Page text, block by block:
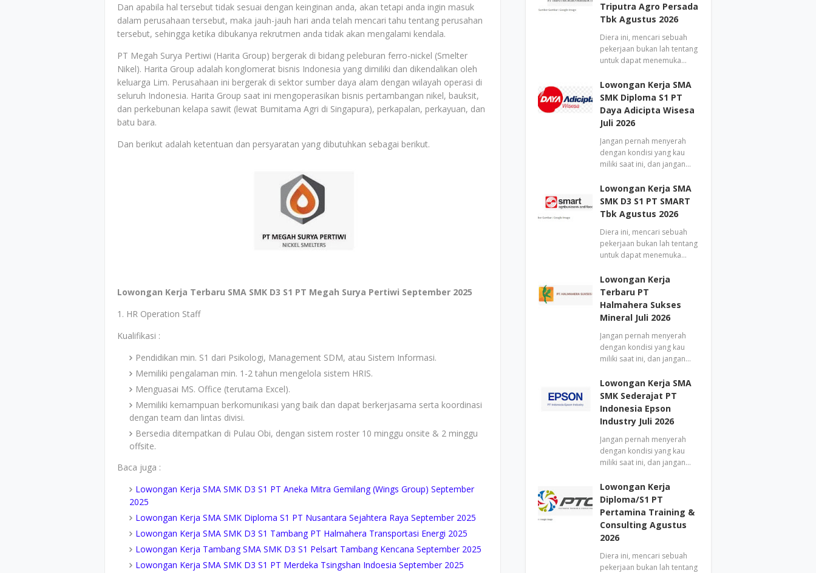
Dan apabila hal tersebut tidak sesuai dengan keinginan anda, akan tetapi anda ingin masuk
dalam perusahaan tersebut, maka jauh-jauh hari anda telah mencari tahu tentang perusahan
tersebut, sehingga ketika dibukanya rekrutmen anda tidak akan mengalami kendala.
PT Megah Surya Pertiwi (Harita Group) bergerak di bidang peleburan ferro-nickel (Smelter
Nikel). Harita Group adalah konglomerat bisnis Indonesia yang dimiliki dan dikendalikan oleh
keluarga Lim. Perusahaan ini bergerak di sektor sumber daya alam dengan wilayah operasi di
seluruh Indonesia. Harita Group saat ini mengoperasikan bisnis pertambangan nikel, bauksit,
dan perkebunan kelapa sawit (lewat Bumitama Agri di Singapura), perkapalan, perkayuan, dan
batu bara.
Dan berikut adalah ketentuan dan persyaratan yang dibutuhkan sebagai berikut.
Lowongan Kerja Terbaru SMA SMK D3 S1 PT Megah Surya Pertiwi September 2025
1. HR Operation Staff
Kualifikasi :
Pendidikan min. S1 dari Psikologi, Management SDM, atau Sistem Informasi.
Memiliki pengalaman min. 1-2 tahun mengelola sistem HRIS.
Menguasai MS. Office (terutama Excel).
Memiliki kemampuan berkomunikasi yang baik dan dapat berkerjasama serta koordinasi
dengan team dan lintas divisi.
Bersedia ditempatkan di Pulau Obi, dengan sistem roster 10 minggu onsite & 2 minggu
offsite.
Baca juga :
Lowongan Kerja SMA SMK D3 S1 PT Aneka Mitra Gemilang (Wings Group) September
2025
Lowongan Kerja SMA SMK Diploma S1 PT Nusantara Sejahtera Raya September 2025
Lowongan Kerja SMA SMK D3 S1 Tambang PT Halmahera Transportasi Energi 2025
Lowongan Kerja Tambang SMA SMK D3 S1 Pelsart Tambang Kencana September 2025
Lowongan Kerja SMA SMK D3 S1 PT Merdeka Tsingshan Indoesia September 2025
Triputra Agro Persada
Tbk Agustus 2026
Diera ini, mencari sebuah
pekerjaan bukan lah tentang
untuk dapat menemuka…
Lowongan Kerja SMA
SMK Diploma S1 PT
Daya Adicipta Wisesa
Juli 2026
Jangan pernah menyerah
dengan kondisi yang kau
miliki saat ini, dan jangan…
Lowongan Kerja SMA
SMK D3 S1 PT SMART
Tbk Agustus 2026
Diera ini, mencari sebuah
pekerjaan bukan lah tentang
untuk dapat menemuka…
Lowongan Kerja
Terbaru PT
Halmahera Sukses
Mineral Juli 2026
Jangan pernah menyerah
dengan kondisi yang kau
miliki saat ini, dan jangan…
Lowongan Kerja SMA
SMK Sederajat PT
Indonesia Epson
Industry Juli 2026
Jangan pernah menyerah
dengan kondisi yang kau
miliki saat ini, dan jangan…
Lowongan Kerja
Diploma/S1 PT
Pertamina Training &
Consulting Agustus
2026
Diera ini, mencari sebuah
pekerjaan bukan lah tentang